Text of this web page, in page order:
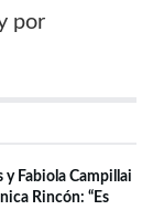
por
y Fabiola Campillai
Rincón: “Es